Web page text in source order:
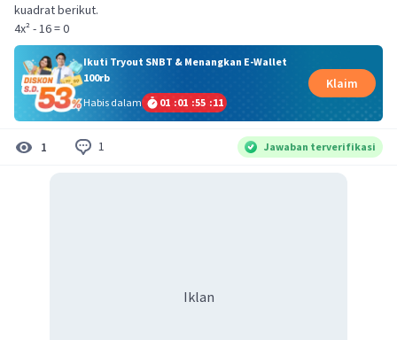
kuadrat berikut.
4x² - 16 = 0
Ikuti Tryout SNBT & Menangkan E-Wallet
100rb
Habis dalam
01 :01 :55 :11
Klaim
1 1 Jawaban terverifikasi
Iklan